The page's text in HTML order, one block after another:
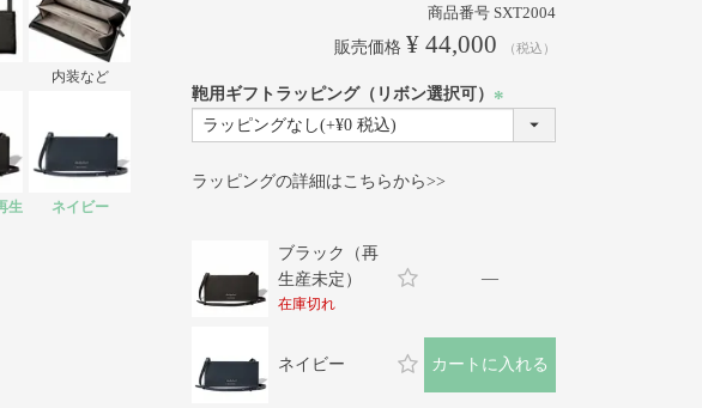
内装など
生
ネイビー
商品番号 SXT2004
販売価格 ¥ 44,000 税込
鞄用ギフトラッピング（リボン選択可）
ラッピングの詳細はこちらから>>
ブラック（再
生産未定）
在庫切れ
—
ネイビー カートに入れる